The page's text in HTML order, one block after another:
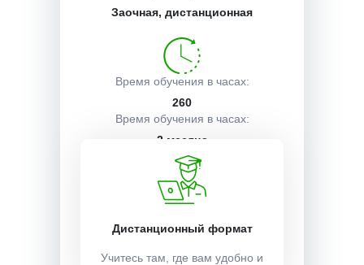
Заочная, дистанционная
Время обучения в часах:
260
Время обучения в часах:
2 месяца
Получить
Получаемые документы
Условия поступления
Дистанционный формат
Учитесь там, где вам удобно и